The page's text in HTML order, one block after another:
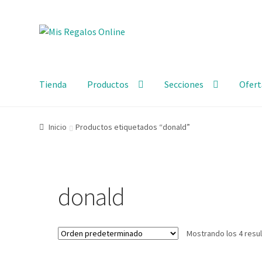
Ir
Ir
Tienda Productos Secciones
Inicio Productos etiquetados “donald”
donald
Mostrando los 4